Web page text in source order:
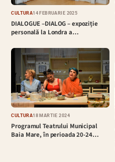
CULTURĂ14 FEBRUARIE 2025
DIALOGUE –DIALOG – expoziție
personală la Londra a…
CULTURĂ18 MARTIE 2024
Programul Teatrului Municipal
Baia Mare, în perioada 20-24…